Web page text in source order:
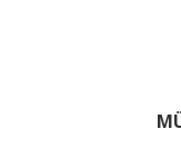
Ürün
Ürün
Ürün fiyatı
Bu ürüne